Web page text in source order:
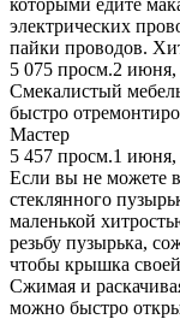
электрических
пайки проводов.
5 075 просм.2 июня,
Смекалистый
быстро
Мастер
5 457 просм.1 июня,
Если вы не можете
стеклянного
маленькой
резьбу пузырька,
чтобы крышка своей
Сжимая и
можно быстро